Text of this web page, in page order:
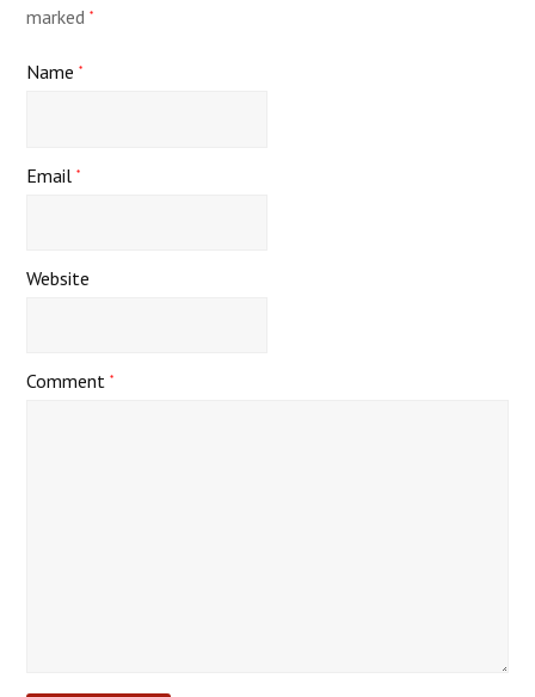
marked*
Name*
Email*
Website
Comment*